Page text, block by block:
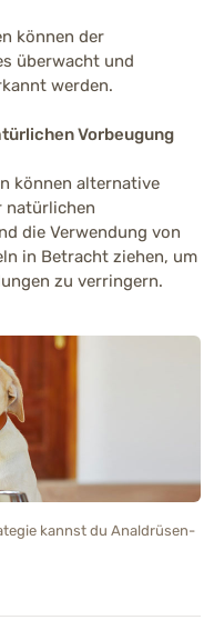
können der
überwacht und
werden.
Vorbeugung
können alternative
natürlichen
die Verwendung von
in Betracht ziehen, um
zu verringern.
kannst du Analdrüsen-